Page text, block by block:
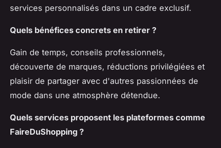
services personnalisés dans un cadre exclusif.
Quels bénéfices concrets en retirer ?
Gain de temps, conseils professionnels,
découverte de marques, réductions privilégiées et
plaisir de partager avec d'autres passionnées de
mode dans une atmosphère détendue.
Quels services proposent les plateformes comme
FaireDuShopping ?